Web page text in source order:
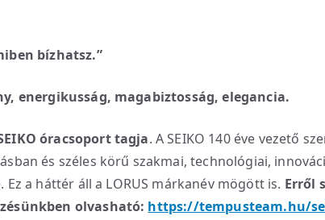
bízhatsz.”
energikusság, magabiztosság, elegancia.
óracsoport tagja. A SEIKO 140 éve vezető
és széles körű szakmai, technológiai,
Ez a háttér áll a LORUS márkanév mögött is. Erről
olvasható: https://tempusteam.hu/